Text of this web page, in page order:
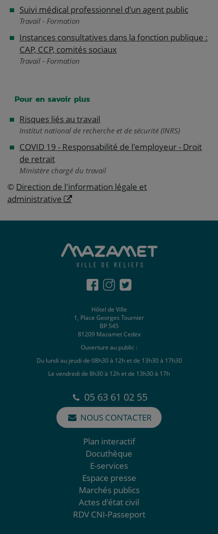
Suivi médical professionnel d'un agent public
Travail - Formation
Instances consultatives dans la fonction publique :
CAP, CCP, comités sociaux
Travail - Formation
Pour en savoir plus
Risques liés au travail
Institut national de recherche et de sécurité (INRS)
COVID 19 - Responsabilité de l'employeur - Droit
de retrait
Ministère chargé du travail
© Direction de l'information légale et
administrative
Hôtel de Ville
1, Place Georges Tournier
BP 545
81209 Mazamet Cedex
Ouverture au public :
Du lundi au jeudi de 08h30 à 12h et de 13h30 à 17h30
Le vendredi de 8h30 à 12h et de 13h30 à 17h
05 63 61 02 55
NOUS CONTACTER
Plan interactif
Docuthèque
E-services
Espace presse
Marchés publics
Actes d'état civil
RDV CNI-Passeport